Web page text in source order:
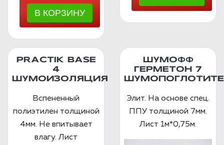
PRACTIK BASE
4
ШУМОИЗОЛЯЦИЯ
Вспененный
полиэтилен толщиной
4мм. Не впитывает
влагу. Лист
ШУМОФФ
ГЕРМЕТОН 7
Элит. На основе спец.
ППУ толщиной 7мм.
Лист 1м*0,75м.